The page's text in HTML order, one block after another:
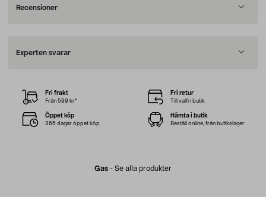
Recensioner
Experten svarar
Gas - Se alla produkter
Fri frakt
Från 599 kr*
Fri retur
Till valfri butik
Öppet köp
365 dagar öppet köp
Hämta i butik
Beställ online, från butikslager